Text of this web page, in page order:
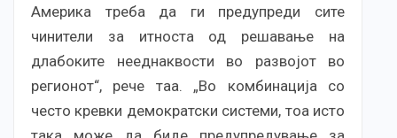
Америка треба да ги предупреди сите
чинители за итноста од решавање на
длабоките нееднаквости во развојот во
регионот“, рече таа. „Во комбинација со
често кревки демократски системи, тоа исто